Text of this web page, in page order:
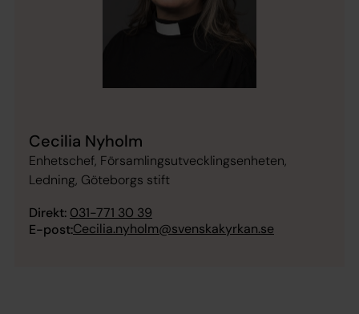
Cecilia Nyholm
Enhetschef, Församlingsutvecklingsenheten,
Ledning, Göteborgs stift
Direkt: 031-771 30 39
E-post:Cecilia.nyholm@svenskakyrkan.se